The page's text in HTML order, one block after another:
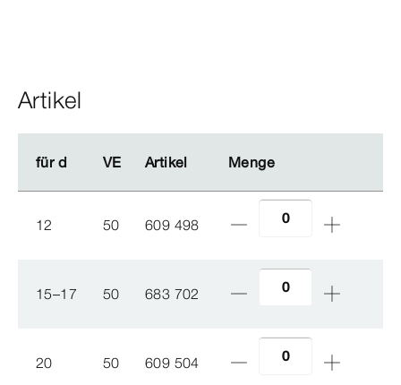
Artikel
für d VE Artikel Menge
für d VE Artikel Menge
12 50 609 498
15–17 50 683 702
20 50 609 504